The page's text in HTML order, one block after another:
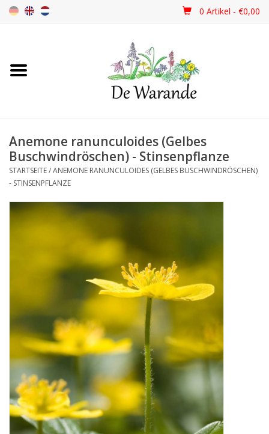
0 Artikel - €0,00
Startseite
Frühjahrsblüher
Sommerblüher
Herbstblüher
Bodenverbesserung
SONSTIGE PRODUKTE
Beratung
Unser Garten!
Anemone ranunculoides (Gelbes
Buschwindröschen) - Stinsenpflanze
STARTSEITE/ANEMONE RANUNCULOIDES (GELBES BUSCHWINDRÖSCHEN)
- STINSENPFLANZE